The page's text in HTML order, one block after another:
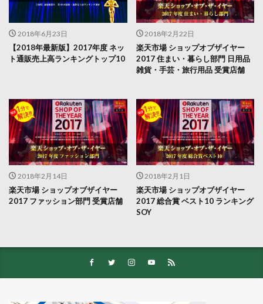
2018年6月23日
【2018年最新版】2017年度 ネッ
ト通販売上高ランキングトップ10
2018年2月22日
楽天市場 ショップオブザイヤー
2017 住まい・暮らし部門 日用品
雑貨・手芸・旅行用品 受賞店舗
2018年2月14日
楽天市場 ショップオブザイヤー
2017 ファッション部門 受賞店舗
2018年2月1日
楽天市場 ショップオブザイヤー
2017 総合賞 ベスト10 ランキング
SOY